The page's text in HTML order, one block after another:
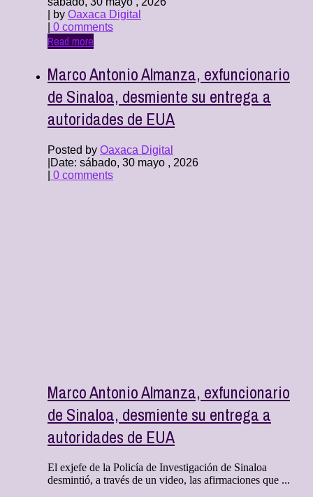
| by Oaxaca Digital
0 comments
Read more
Marco Antonio Almanza, exfuncionario
de Sinaloa, desmiente su entrega a
autoridades de EUA
Posted by Oaxaca Digital
Date: sábado, 30 mayo , 2026
0 comments
Marco Antonio Almanza, exfuncionario
de Sinaloa, desmiente su entrega a
autoridades de EUA
El exjefe de la Policía de Investigación de Sinaloa
desmintió, a través de un video, las afirmaciones que ...